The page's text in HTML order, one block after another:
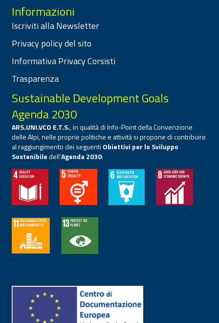
Informazioni
Iscriviti alla Newsletter
Privacy policy del sito
Informativa Privacy Corsisti
Trasparenza
Sustainable Development Goals
Agenda 2030
ARS.UNI.VCO E.T.S., in qualità di Info-Point della Convenzione
delle Alpi, nelle proprie politiche e attività si propone di contribuire
al raggiungimento dei seguenti Obiettivi per lo Sviluppo
Sostenibiledell’Agenda 2030: